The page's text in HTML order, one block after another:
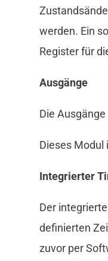
werden. Ein
Register für
Ausgänge
Die
Dieses Modul
Integrierter
Der
definierten
zuvor per